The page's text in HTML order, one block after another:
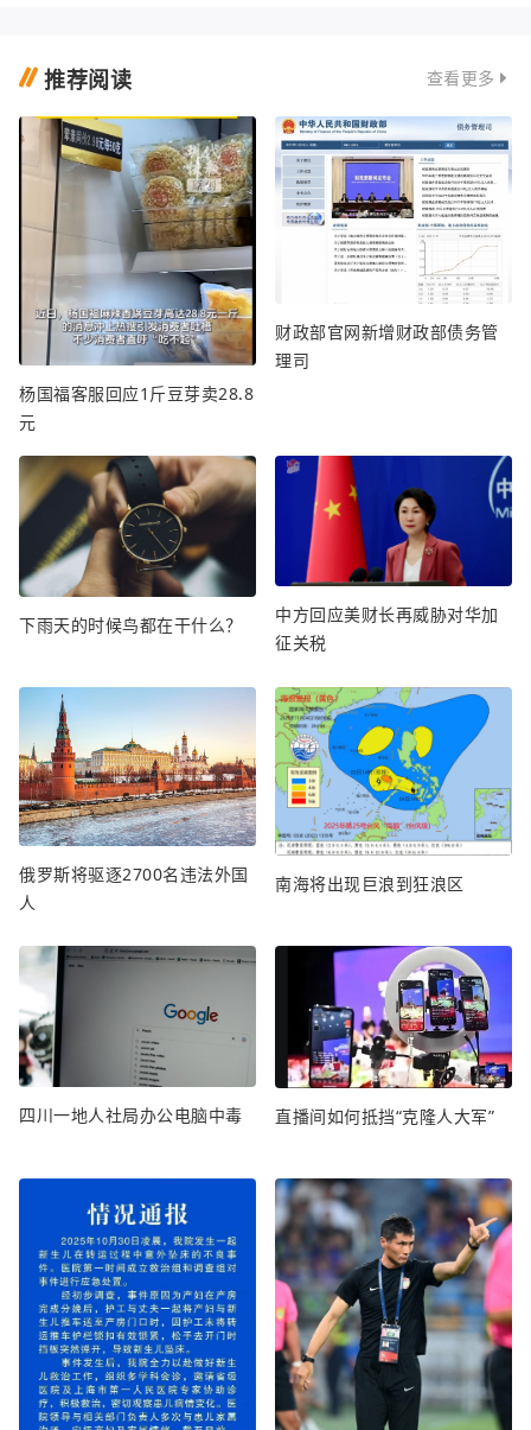
推荐阅读 查看更多
杨国福客服回应1斤豆芽卖28.8
元
财政部官网新增财政部债务管
理司
下雨天的时候鸟都在干什么？
中方回应美财长再威胁对华加
征关税
俄罗斯将驱逐2700名违法外国
人
南海将出现巨浪到狂浪区
四川一地人社局办公电脑中毒 直播间如何抵挡“克隆人大军”